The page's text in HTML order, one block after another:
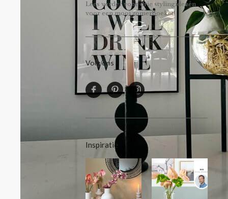
Lees verder voor drie stylingideeën
voor een mooi zomerboeket!
Volg ons
Inspiratie